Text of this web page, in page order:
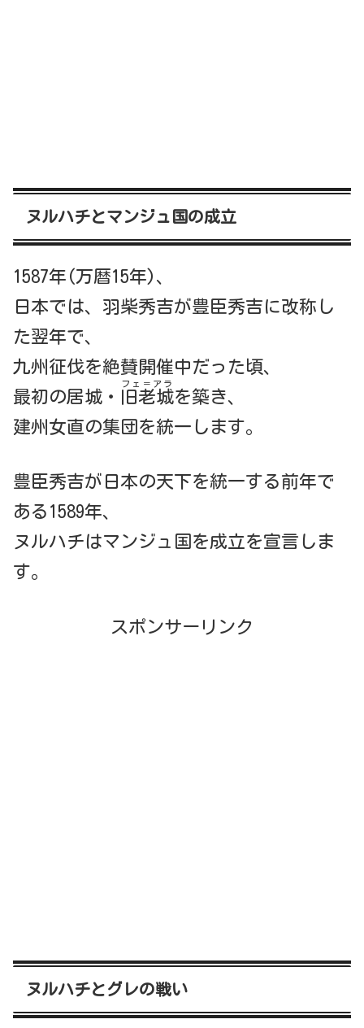
ヌルハチとマンジュ国の成立
1587年(万暦15年)、
日本では、羽柴秀吉が豊臣秀吉に改称し
た翌年で、
九州征伐を絶賛開催中だった頃、
最初の居城・ 旧老城
フェ＝アラ
を築き、
建州女直の集団を統一します。
豊臣秀吉が日本の天下を統一する前年で
ある1589年、
ヌルハチはマンジュ国を成立を宣言しま
す。
スポンサーリンク
ヌルハチとグレの戦い